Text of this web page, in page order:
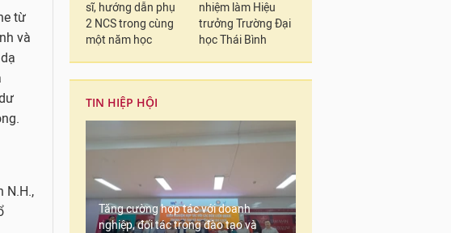
từ
và
dạ
N.H.,
sĩ, hướng dẫn phụ
2 NCS trong cùng
một năm học
nhiệm làm Hiệu
trưởng Trường Đại
học Thái Bình
TIN HIỆP HỘI
Tăng cường hợp tác với doanh
nghiệp, đối tác trong đào tạo và